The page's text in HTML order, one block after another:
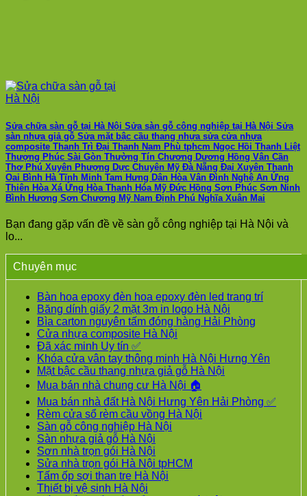
Sửa chữa sàn gỗ tại Hà Nội Sửa sàn gỗ công nghiệp tại Hà Nội Sửa
sàn nhựa giả gỗ Sửa mặt bậc cầu thang nhựa sửa cửa nhựa
composite Thanh Trì Đại Thanh Nam Phù tphcm Ngọc Hồi Thanh Liệt
Thượng Phúc Sài Gòn Thường Tín Chương Dương Hồng Vân Cần
Thơ Phú Xuyên Phượng Dực Chuyên Mỹ Đà Nẵng Đại Xuyên Thanh
Oai Bình Hà Tĩnh Minh Tam Hưng Dân Hòa Vân Đình Nghệ An Ứng
Thiên Hòa Xá Ứng Hòa Thanh Hóa Mỹ Đức Hồng Sơn Phúc Sơn Ninh
Bình Hương Sơn Chương Mỹ Nam Định Phú Nghĩa Xuân Mai
Bạn đang gặp vấn đề về sàn gỗ công nghiệp tại Hà Nội và
lo...
Chuyên mục
Bàn hoa epoxy đèn hoa epoxy đèn led trang trí
Băng dính giấy 2 mặt 3m in logo Hà Nội
Bìa carton nguyên tấm đóng hàng Hải Phòng
Cửa nhựa composite Hà Nội
Đã xác minh Uy tín ✅
Khóa cửa vân tay thông minh Hà Nội Hưng Yên
Mặt bậc cầu thang nhựa giả gỗ Hà Nội
Mua bán nhà chung cư Hà Nội 🏠
Mua bán nhà đất Hà Nội Hưng Yên Hải Phòng ✅
Rèm cửa sổ rèm cầu vồng Hà Nội
Sàn gỗ công nghiệp Hà Nội
Sàn nhựa giả gỗ Hà Nội
Sơn nhà trọn gói Hà Nội
Sửa nhà trọn gói Hà Nội tpHCM
Tấm ốp sợi than tre Hà Nội
Thiết bị vệ sinh Hà Nội